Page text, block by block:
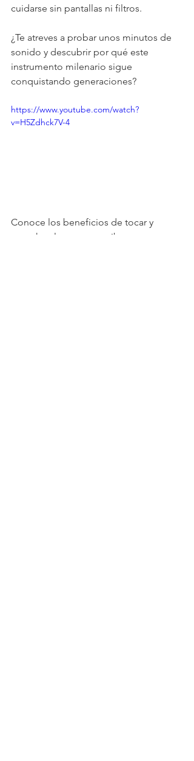
cuidarse sin pantallas ni filtros.
¿Te atreves a probar unos minutos de
sonido y descubrir por qué este
instrumento milenario sigue
conquistando generaciones?
https://www.youtube.com/watch?
v=H5Zdhck7V-4
Conoce los beneficios de tocar y
escuchar  los cuencos tibetanos en